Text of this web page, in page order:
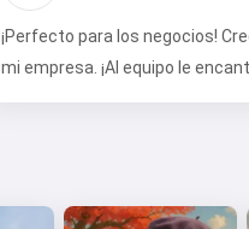
¡Perfecto para los negocios!
mi empresa. ¡Al equipo le